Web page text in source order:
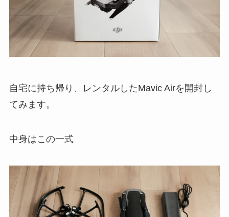
自宅に持ち帰り、レンタルしたMavic Airを開封し
てみます。
中身はこの一式